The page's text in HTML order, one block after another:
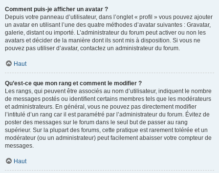
Comment puis-je afficher un avatar ?
Depuis votre panneau d’utilisateur, dans l’onglet « profil » vous pouvez ajouter
un avatar en utilisant l’une des quatre méthodes d’avatar suivantes : Gravatar,
galerie, distant ou importé. L’administrateur du forum peut activer ou non les
avatars et décider de la manière dont ils sont mis à disposition. Si vous ne
pouvez pas utiliser d’avatar, contactez un administrateur du forum.
Haut
Qu’est-ce que mon rang et comment le modifier ?
Les rangs, qui peuvent être associés au nom d’utilisateur, indiquent le nombre
de messages postés ou identifient certains membres tels que les modérateurs
et administrateurs. En général, vous ne pouvez pas directement modifier
l’intitulé d’un rang car il est paramétré par l’administrateur du forum. Évitez de
poster des messages sur le forum dans le seul but de passer au rang
supérieur. Sur la plupart des forums, cette pratique est rarement tolérée et un
modérateur (ou un administrateur) peut facilement abaisser votre compteur de
messages.
Haut